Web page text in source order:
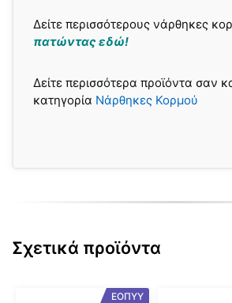
Δείτε περισσότερους νάρθηκες
πατώντας εδώ!
Δείτε περισσότερα προϊόντα σαν
κατηγορία Νάρθηκες Κορμού
Σχετικά προϊόντα
ΕΟΠΥΥ